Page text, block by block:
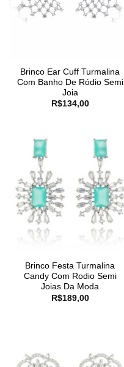
Brinco Ear Cuff Turmalina
Com Banho De Ródio Semi
Joia
R$134,00
Brinco Festa Turmalina
Candy Com Rodio Semi
Joias Da Moda
R$189,00